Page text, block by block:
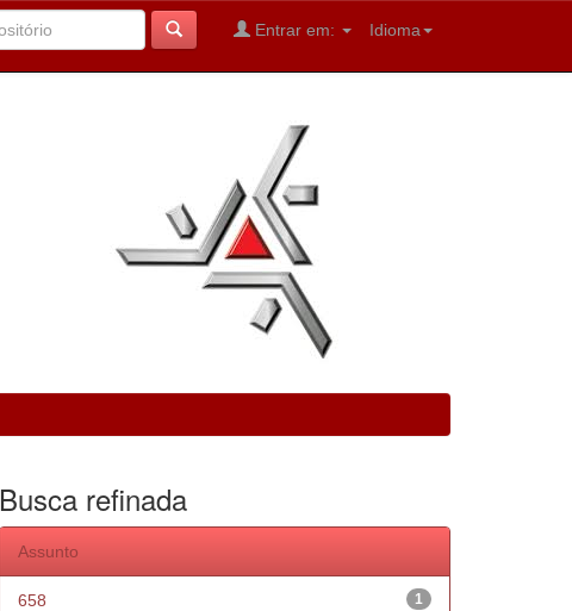
Idioma
Entrar em:
Busca refinada
Assunto
1
658